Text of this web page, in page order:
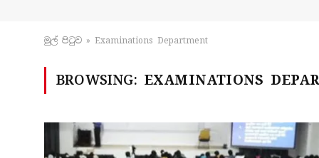
මුල් පිටු​ව » Examinations Department
BROWSING: EXAMINATIONS